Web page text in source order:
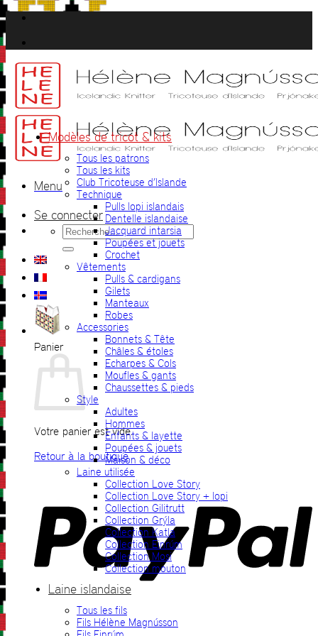
Passer
au
contenu
Menu
Se connecter
Recherche
pour :
Panier
Votre panier est vide.
Retour à la boutique
Modèles de tricot & kits
Tous les patrons
Tous les kits
Club Tricoteuse d’Islande
Technique
Pulls lopi islandais
Dentelle islandaise
Jacquard intarsia
Poupées et jouets
Crochet
Vêtements
Pulls & cardigans
Gilets
Manteaux
Robes
Accessories
Bonnets & Tête
Châles & étoles
Echarpes & Cols
Moufles & gants
Chaussettes & pieds
Style
Adultes
Hommes
Enfants & layette
Poupées & jouets
Maison & déco
Laine utilisée
Collection Love Story
Collection Love Story + lopi
Collection Gilitrutt
Collection Grýla
Collection Katla
Collection Einrúm
Collection Mosi
Collection mouton
Laine islandaise
Tous les fils
Fils Hélène Magnússon